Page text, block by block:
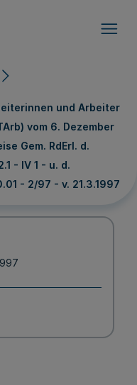
und Arbeiter
vom 6. Dezember
Gem. RdErl. d.
- IV 1 - u. d.
- 2/97 - v. 21.3.1997